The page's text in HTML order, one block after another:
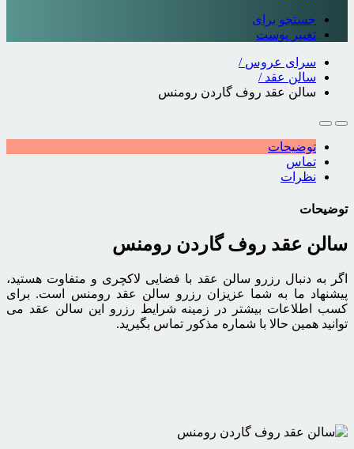
جستجو برای
تغییر پوست
سرای عروس /
سالن عقد /
سالن عقد روف گاردن رومنس
توضیحات
تماس
نظرات
توضیحات
سالن عقد روف گاردن رومنس
اگر به دنبال رزرو سالن عقد با فضایی لاکچری و متفاوت هستید،
پیشنهاد ما به شما عزیزان رزرو سالن عقد رومنس است. برای
کسب اطلاعات بیشتر در زمینه شرایط رزرو این سالن عقد می
توانید همین حالا با شماره مذکور تماس بگیرید.